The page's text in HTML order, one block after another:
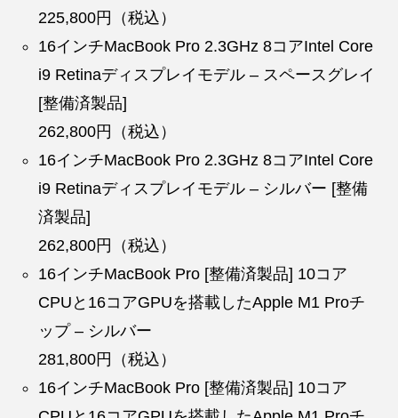
225,800円（税込）
16インチMacBook Pro 2.3GHz 8コアIntel Core
i9 Retinaディスプレイモデル – スペースグレイ
[整備済製品]
262,800円（税込）
16インチMacBook Pro 2.3GHz 8コアIntel Core
i9 Retinaディスプレイモデル – シルバー [整備
済製品]
262,800円（税込）
16インチMacBook Pro [整備済製品] 10コア
CPUと16コアGPUを搭載したApple M1 Proチ
ップ – シルバー
281,800円（税込）
16インチMacBook Pro [整備済製品] 10コア